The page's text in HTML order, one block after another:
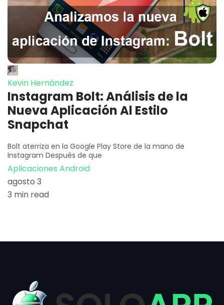
Kevin Hernández
Instagram Bolt: Análisis de la
Nueva Aplicación Al Estilo
Snapchat
Bolt aterriza en la Google Play Store de la mano de
Instagram Después de que
Aplicaciones Android
agosto 3
3 min read